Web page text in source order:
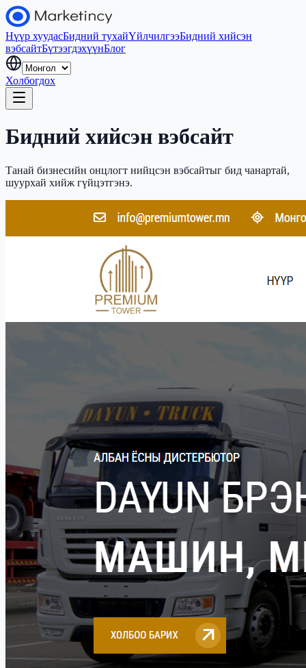
Нүүр хуудасБидний тухайҮйлчилгээБидний хийсэн
вэбсайтБүтээгдэхүүнБлог
Холбогдох
Бидний хийсэн вэбсайт
Танай бизнесийн онцлогт нийцсэн вэбсайтыг бид чанартай,
шуурхай хийж гүйцэтгэнэ.